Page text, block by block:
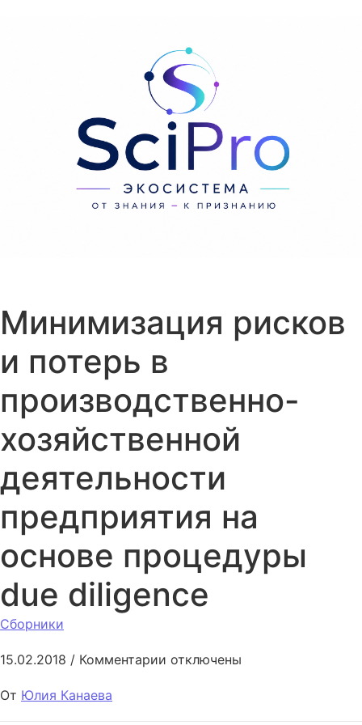
Минимизация рисков
и потерь в
производственно-
хозяйственной
деятельности
предприятия на
основе процедуры
due diligence
Сборники
15.02.2018 / Комментарии к записи Минимизация
отключены
От Юлия Канаева